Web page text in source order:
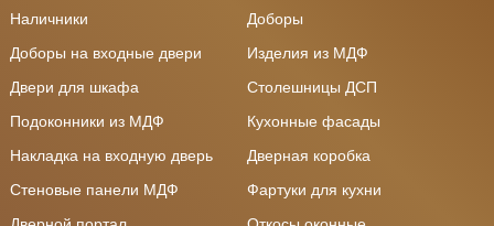
Наличники
Доборы
Доборы на входные двери
Изделия из МДФ
Двери для шкафа
Столешницы ДСП
Подоконники из МДФ
Кухонные фасады
Накладка на входную дверь
Дверная коробка
Стеновые панели МДФ
Фартуки для кухни